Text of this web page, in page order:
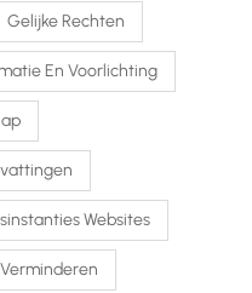
Gelijke Rechten
En Voorlichting
Websites